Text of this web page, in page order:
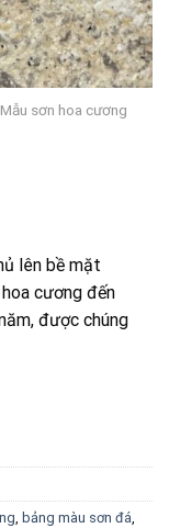
Mẫu sơn hoa cương
lên bề mặt
cương đến
được chúng
, bảng màu sơn đá,